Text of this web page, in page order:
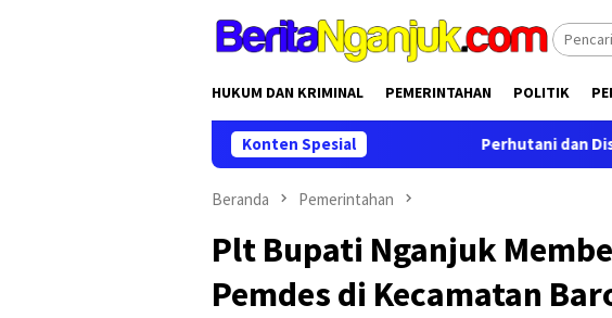
HUKUM DAN KRIMINAL PEMERINTAHAN POLITIK
Konten SpesialPerhutani dan Disporabudpar
Beranda Pemerintahan
Plt Bupati Nganjuk
Pemdes di Kecamatan